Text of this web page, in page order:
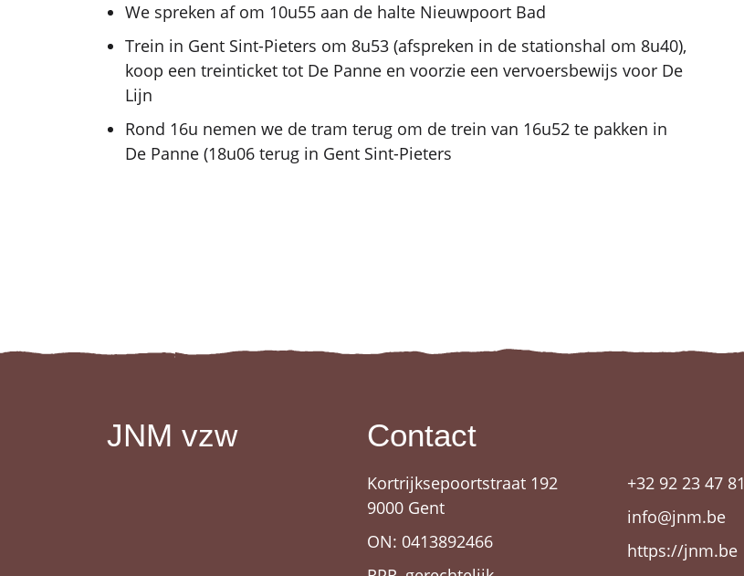
We spreken af om 10u55 aan de halte Nieuwpoort Bad
Trein in Gent Sint-Pieters om 8u53 (afspreken in de stationshal om 8u40),
koop een treinticket tot De Panne en voorzie een vervoersbewijs voor De
Lijn
Rond 16u nemen we de tram terug om de trein van 16u52 te pakken in
De Panne (18u06 terug in Gent Sint-Pieters
JNM vzw Contact
Kortrijksepoortstraat 192
9000 Gent
ON: 0413892466
+32 92 23 47 81
info@jnm.be
https://jnm.be